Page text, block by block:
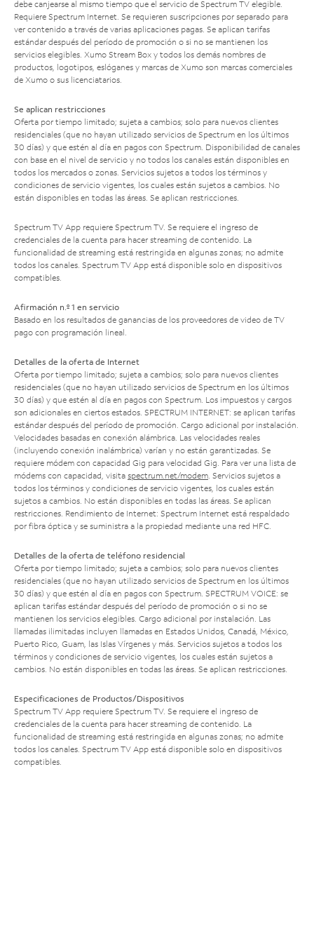
debe canjearse al mismo tiempo que el servicio de Spectrum TV elegible.
Requiere Spectrum Internet. Se requieren suscripciones por separado para
ver contenido a través de varias aplicaciones pagas. Se aplican tarifas
estándar después del período de promoción o si no se mantienen los
servicios elegibles. Xumo Stream Box y todos los demás nombres de
productos, logotipos, eslóganes y marcas de Xumo son marcas comerciales
de Xumo o sus licenciatarios.
Se aplican restricciones
Oferta por tiempo limitado; sujeta a cambios; solo para nuevos clientes
residenciales (que no hayan utilizado servicios de Spectrum en los últimos
30 días) y que estén al día en pagos con Spectrum. Disponibilidad de canales
con base en el nivel de servicio y no todos los canales están disponibles en
todos los mercados o zonas. Servicios sujetos a todos los términos y
condiciones de servicio vigentes, los cuales están sujetos a cambios. No
están disponibles en todas las áreas. Se aplican restricciones.
Spectrum TV App requiere Spectrum TV. Se requiere el ingreso de
credenciales de la cuenta para hacer streaming de contenido. La
funcionalidad de streaming está restringida en algunas zonas; no admite
todos los canales. Spectrum TV App está disponible solo en dispositivos
compatibles.
Afirmación n.º 1 en servicio
Basado en los resultados de ganancias de los proveedores de video de TV
pago con programación lineal.
Detalles de la oferta de Internet
Oferta por tiempo limitado; sujeta a cambios; solo para nuevos clientes
residenciales (que no hayan utilizado servicios de Spectrum en los últimos
30 días) y que estén al día en pagos con Spectrum. Los impuestos y cargos
son adicionales en ciertos estados. SPECTRUM INTERNET: se aplican tarifas
estándar después del período de promoción. Cargo adicional por instalación.
Velocidades basadas en conexión alámbrica. Las velocidades reales
(incluyendo conexión inalámbrica) varían y no están garantizadas. Se
requiere módem con capacidad Gig para velocidad Gig. Para ver una lista de
módems con capacidad, visita spectrum.net/modem. Servicios sujetos a
todos los términos y condiciones de servicio vigentes, los cuales están
sujetos a cambios. No están disponibles en todas las áreas. Se aplican
restricciones. Rendimiento de Internet: Spectrum Internet está respaldado
por fibra óptica y se suministra a la propiedad mediante una red HFC.
Detalles de la oferta de teléfono residencial
Oferta por tiempo limitado; sujeta a cambios; solo para nuevos clientes
residenciales (que no hayan utilizado servicios de Spectrum en los últimos
30 días) y que estén al día en pagos con Spectrum. SPECTRUM VOICE: se
aplican tarifas estándar después del período de promoción o si no se
mantienen los servicios elegibles. Cargo adicional por instalación. Las
llamadas ilimitadas incluyen llamadas en Estados Unidos, Canadá, México,
Puerto Rico, Guam, las Islas Vírgenes y más. Servicios sujetos a todos los
términos y condiciones de servicio vigentes, los cuales están sujetos a
cambios. No están disponibles en todas las áreas. Se aplican restricciones.
Especificaciones de Productos/Dispositivos
Spectrum TV App requiere Spectrum TV. Se requiere el ingreso de
credenciales de la cuenta para hacer streaming de contenido. La
funcionalidad de streaming está restringida en algunas zonas; no admite
todos los canales. Spectrum TV App está disponible solo en dispositivos
compatibles.